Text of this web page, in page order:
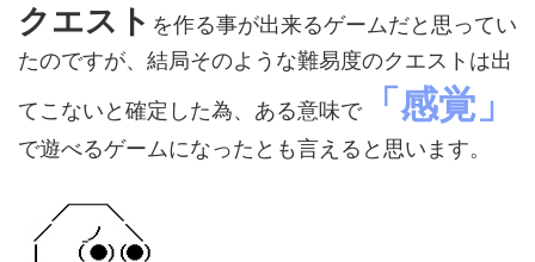
クエスト を作る事が出来るゲームだと思ってい
たのですが、結局そのような難易度のクエストは出
てこないと確定した為、ある意味で「感覚」
で遊べるゲームになったとも言えると思います。